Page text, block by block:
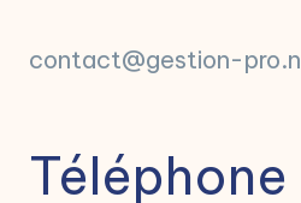
contact@gestion-
Téléphone